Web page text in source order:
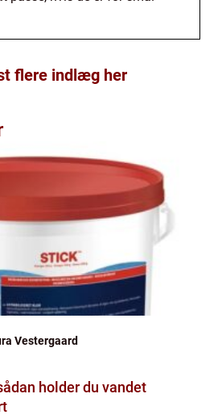
flere indlæg her
Vestergaard
holder du vandet